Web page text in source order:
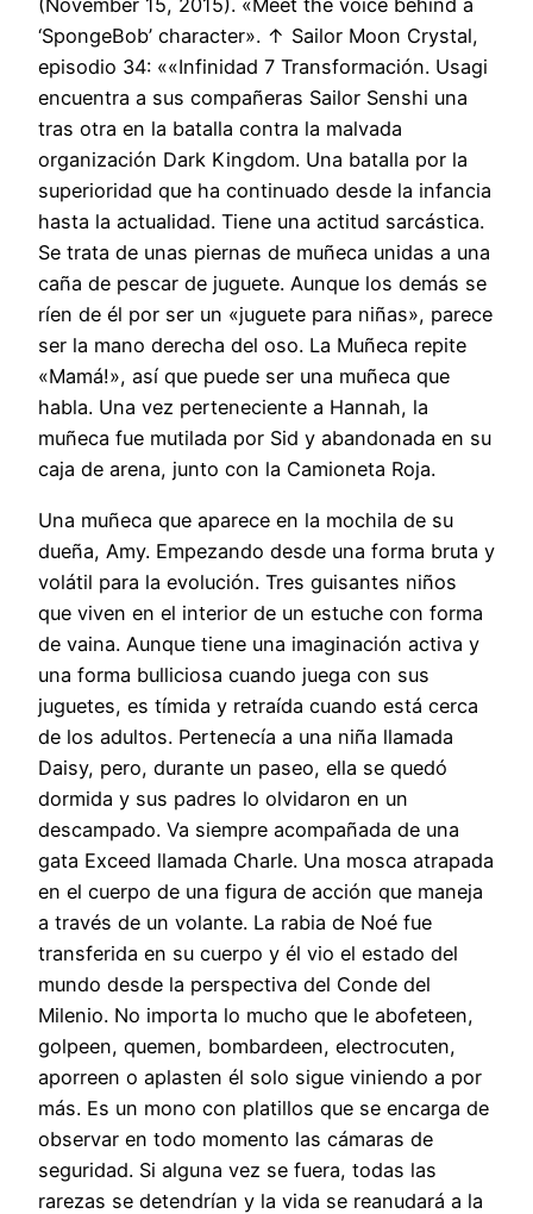
(November 15, 2015). «Meet the voice behind a
‘SpongeBob’ character». ↑ Sailor Moon Crystal,
episodio 34: ««Infinidad 7 Transformación. Usagi
encuentra a sus compañeras Sailor Senshi una
tras otra en la batalla contra la malvada
organización Dark Kingdom. Una batalla por la
superioridad que ha continuado desde la infancia
hasta la actualidad. Tiene una actitud sarcástica.
Se trata de unas piernas de muñeca unidas a una
caña de pescar de juguete. Aunque los demás se
ríen de él por ser un «juguete para niñas», parece
ser la mano derecha del oso. La Muñeca repite
«Mamá!», así que puede ser una muñeca que
habla. Una vez perteneciente a Hannah, la
muñeca fue mutilada por Sid y abandonada en su
caja de arena, junto con la Camioneta Roja.
Una muñeca que aparece en la mochila de su
dueña, Amy. Empezando desde una forma bruta y
volátil para la evolución. Tres guisantes niños
que viven en el interior de un estuche con forma
de vaina. Aunque tiene una imaginación activa y
una forma bulliciosa cuando juega con sus
juguetes, es tímida y retraída cuando está cerca
de los adultos. Pertenecía a una niña llamada
Daisy, pero, durante un paseo, ella se quedó
dormida y sus padres lo olvidaron en un
descampado. Va siempre acompañada de una
gata Exceed llamada Charle. Una mosca atrapada
en el cuerpo de una figura de acción que maneja
a través de un volante. La rabia de Noé fue
transferida en su cuerpo y él vio el estado del
mundo desde la perspectiva del Conde del
Milenio. No importa lo mucho que le abofeteen,
golpeen, quemen, bombardeen, electrocuten,
aporreen o aplasten él solo sigue viniendo a por
más. Es un mono con platillos que se encarga de
observar en todo momento las cámaras de
seguridad. Si alguna vez se fuera, todas las
rarezas se detendrían y la vida se reanudará a la